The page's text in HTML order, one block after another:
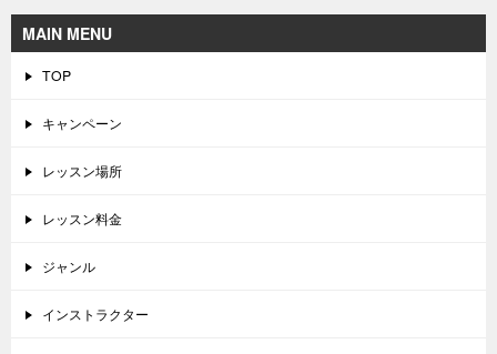
MAIN MENU
TOP
キャンペーン
レッスン場所
レッスン料金
ジャンル
インストラクター